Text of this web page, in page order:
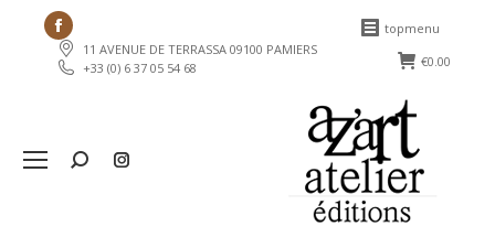
Facebook
page
opens
window
11 AVENUE DE TERRASSA 09100 PAMIERS
+33 (0) 6 37 05 54 68
topmenu
€0.00
Search: